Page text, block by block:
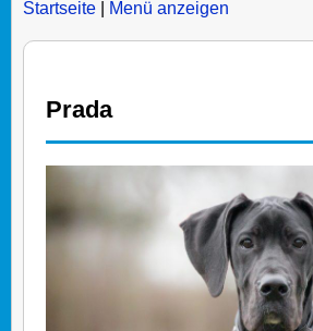
Startseite Menü anzeigen
Prada